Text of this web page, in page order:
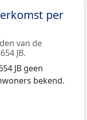
per
van de
JB.
JB geen
bekend.